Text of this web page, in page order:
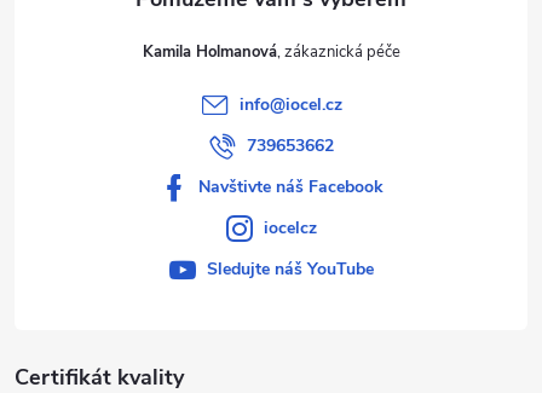
Certifikát kvality
Kamila Holmanová
info@iocel.cz
739653662
Navštivte náš Facebook
iocelcz
Sledujte náš YouTube